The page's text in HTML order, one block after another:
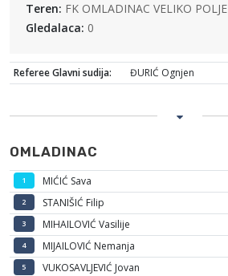
Teren: FK OMLADINAC VELIKO POLJE
Gledalaca: 0
Referee Glavni sudija: ĐURIĆ Ognjen
OMLADINAC
1 MIĆIĆ Sava
2 STANIŠIĆ Filip
3 MIHAILOVIĆ Vasilije
4 MIJAILOVIĆ Nemanja
5 VUKOSAVLJEVIĆ Jovan